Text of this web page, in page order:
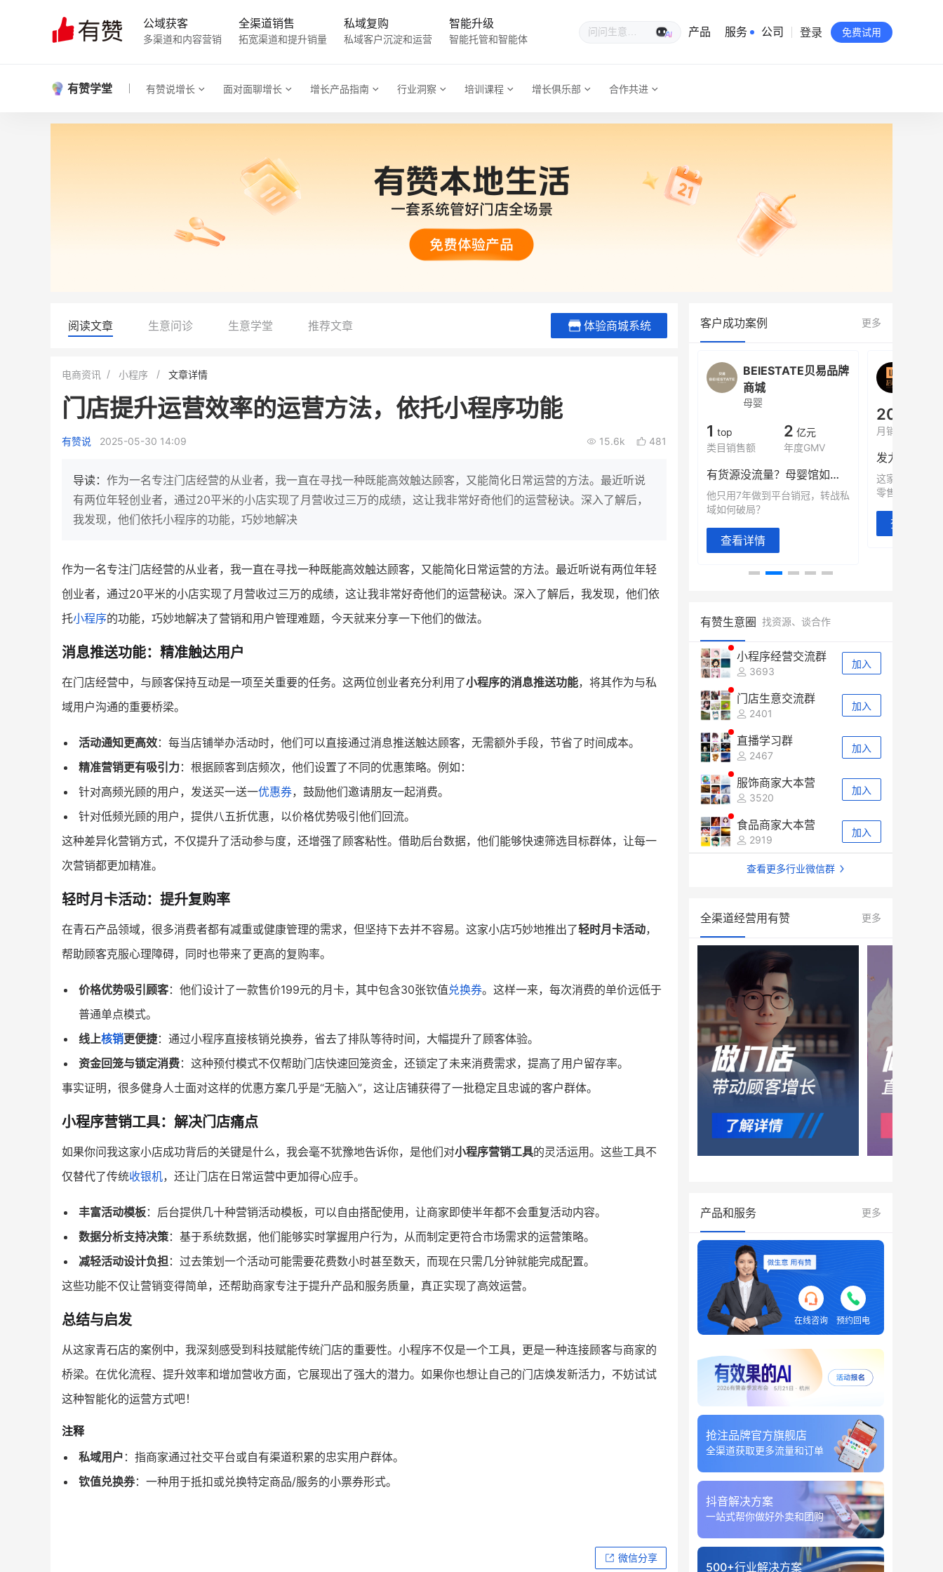
公域获客
多渠道和内容营销
全渠道销售
拓宽渠道和提升销量
私域复购
私域客户沉淀和运营
智能升级
智能托管和智能体
生意专家
产品 服务 公司
有赞公益
站点地图
登录 免费试用
有赞学堂 有赞说增长 面对面聊增长 增长产品指南 行业洞察 培训课程 增长俱乐部 合作共进
阅读文章 生意问诊 生意学堂 推荐文章 体验商城系统
电商资讯 小程序 文章详情
门店提升运营效率的运营方法，依托小程序功能
有赞说 2025-05-30 14:09 15.6k 481
导读： 作为一名专注门店经营的从业者，我一直在寻找一种既能高效触达顾客，又能简化日常运营的方法。最近听说
有两位年轻创业者，通过20平米的小店实现了月营收过三万的成绩，这让我非常好奇他们的运营秘诀。深入了解后，
我发现，他们依托小程序的功能，巧妙地解决
作为一名专注门店经营的从业者，我一直在寻找一种既能高效触达顾客，又能简化日常运营的方法。最近听说有两位年轻
创业者，通过20平米的小店实现了月营收过三万的成绩，这让我非常好奇他们的运营秘诀。深入了解后，我发现，他们依
托小程序的功能，巧妙地解决了营销和用户管理难题，今天就来分享一下他们的做法。
消息推送功能：精准触达用户
在门店经营中，与顾客保持互动是一项至关重要的任务。这两位创业者充分利用了小程序的消息推送功能，将其作为与私
域用户沟通的重要桥梁。
活动通知更高效：每当店铺举办活动时，他们可以直接通过消息推送触达顾客，无需额外手段，节省了时间成本。
精准营销更有吸引力：根据顾客到店频次，他们设置了不同的优惠策略。例如：
针对高频光顾的用户，发送买一送一优惠券，鼓励他们邀请朋友一起消费。
针对低频光顾的用户，提供八五折优惠，以价格优势吸引他们回流。
这种差异化营销方式，不仅提升了活动参与度，还增强了顾客粘性。借助后台数据，他们能够快速筛选目标群体，让每一
次营销都更加精准。
轻时月卡活动：提升复购率
在青石产品领域，很多消费者都有减重或健康管理的需求，但坚持下去并不容易。这家小店巧妙地推出了轻时月卡活动，
帮助顾客克服心理障碍，同时也带来了更高的复购率。
价格优势吸引顾客：他们设计了一款售价199元的月卡，其中包含30张钦值兑换券。这样一来，每次消费的单价远低于
普通单点模式。
线上核销更便捷：通过小程序直接核销兑换券，省去了排队等待时间，大幅提升了顾客体验。
资金回笼与锁定消费：这种预付模式不仅帮助门店快速回笼资金，还锁定了未来消费需求，提高了用户留存率。
事实证明，很多健身人士面对这样的优惠方案几乎是“无脑入”，这让店铺获得了一批稳定且忠诚的客户群体。
小程序营销工具：解决门店痛点
如果你问我这家小店成功背后的关键是什么，我会毫不犹豫地告诉你，是他们对小程序营销工具的灵活运用。这些工具不
仅替代了传统收银机，还让门店在日常运营中更加得心应手。
丰富活动模板：后台提供几十种营销活动模板，可以自由搭配使用，让商家即使半年都不会重复活动内容。
数据分析支持决策：基于系统数据，他们能够实时掌握用户行为，从而制定更符合市场需求的运营策略。
减轻活动设计负担：过去策划一个活动可能需要花费数小时甚至数天，而现在只需几分钟就能完成配置。
这些功能不仅让营销变得简单，还帮助商家专注于提升产品和服务质量，真正实现了高效运营。
总结与启发
从这家青石店的案例中，我深刻感受到科技赋能传统门店的重要性。小程序不仅是一个工具，更是一种连接顾客与商家的
桥梁。在优化流程、提升效率和增加营收方面，它展现出了强大的潜力。如果你也想让自己的门店焕发新活力，不妨试试
这种智能化的运营方式吧！
注释
私域用户 ：指商家通过社交平台或自有渠道积累的忠实用户群体。
钦值兑换券：一种用于抵扣或兑换特定商品/服务的小票券形式。
微信分享
客户成功案例 更多
谦益香畴旗舰店
2000
万
IT精英回乡种地，撬动2000万生
查看详情
2 万人
900 万
私域样本打法！新希望白帝乳业
靠企业微信实现销售额翻 8 倍！
查看详情
80% +
7900 万
三只松鼠旗下的网红婴儿辅食品
牌，22天便拿下类目第一
年度GMV
他只用7年做到平台销冠，转战私
域如何破局？
龙贝莱商城
女装
月销
这家女装连锁如何借有赞破局新
零售？
30
私域粉丝
私域生态农
IT精英回乡种
意！
查看详情
有赞生意圈 找资源、谈合作
小程序经营交流群
3693
加入
门店生意交流群
2401
加入
直播学习群
2467
加入
服饰商家大本营
3520
加入
食品商家大本营
2919
加入
查看更多行业微信群
全渠道经营用有赞 更多
产品和服务 更多
在线咨询 预约回电
抢注品牌官方旗舰店
全渠道获取更多流量和订单
抖音解决方案
一站式帮你做好外卖和团购
500+行业解决方案